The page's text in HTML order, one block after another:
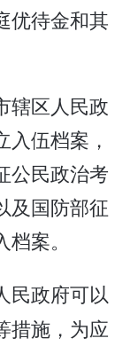
优待金和其
辖区人民政
伍档案，
公民政治考
及国防部征
案。
民政府可以
措施，为应